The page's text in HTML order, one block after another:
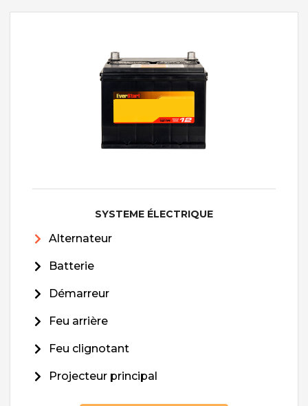
SYSTEME ÉLECTRIQUE
Alternateur
Batterie
Démarreur
Feu arrière
Feu clignotant
Projecteur principal